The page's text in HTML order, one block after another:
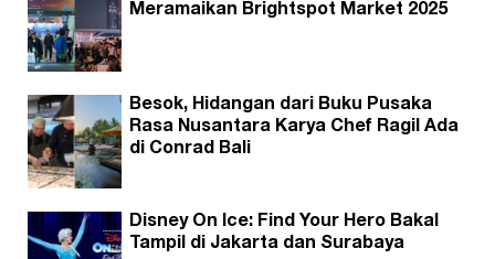
Meramaikan Brightspot Market 2025
Besok, Hidangan dari Buku Pusaka
Rasa Nusantara Karya Chef Ragil Ada
di Conrad Bali
Disney On Ice: Find Your Hero Bakal
Tampil di Jakarta dan Surabaya